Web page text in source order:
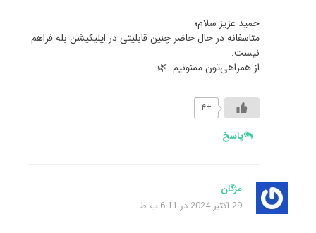
حمید عزیز سلام؛
متاسفانه در حال حاضر چنین قابلیتی در اپلیکیشن بله فراهم
نیست.
از همراهی‌تون ممنونیم. 🌿
+۴
پاسخ
مژگان
29 اکتبر 2024 در 6:11 ب.ظ